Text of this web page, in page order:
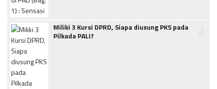
Miliki 3 Kursi DPRD, Siapa diusung PKS pada
Pilkada PALI?